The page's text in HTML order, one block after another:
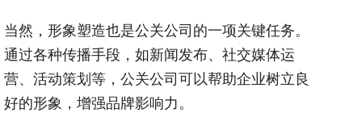
当然，形象塑造也是公关公司的一项关键任务。
通过各种传播手段，如新闻发布、社交媒体运
营、活动策划等，公关公司可以帮助企业树立良
好的形象，增强品牌影响力。